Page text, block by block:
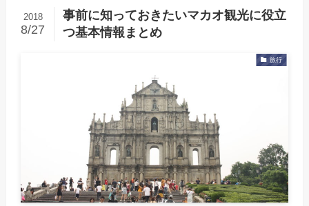
事前に知っておきたいマカオ観光に役立
つ基本情報まとめ
2018
8/27
旅行